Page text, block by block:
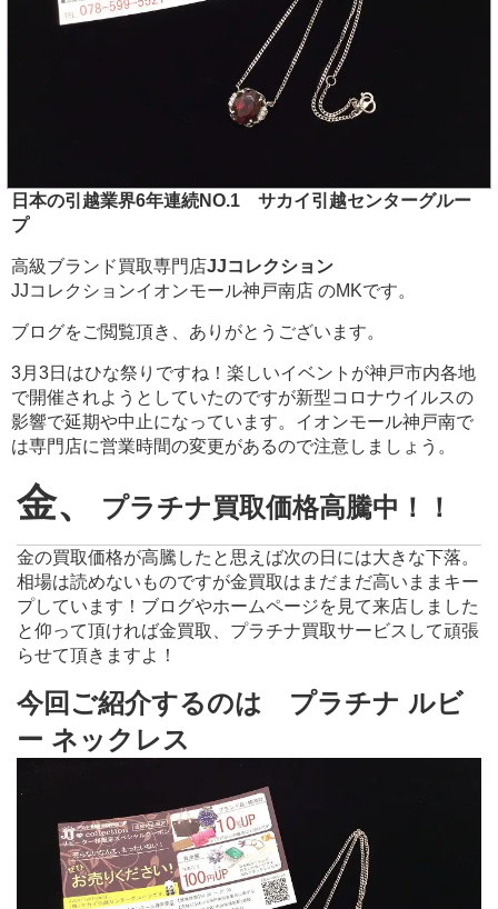
日本の引越業界6年連続NO.1 サカイ引越センターグルー
プ
高級ブランド買取専門店JJコレクション
JJコレクションイオンモール神戸南店 のMKです。
ブログをご閲覧頂き、ありがとうございます。
3月3日はひな祭りですね！楽しいイベントが神戸市内各地
で開催されようとしていたのですが新型コロナウイルスの
影響で延期や中止になっています。イオンモール神戸南で
は専門店に営業時間の変更があるので注意しましょう。
金、 プラチナ買取価格高騰中！！
金の買取価格が高騰したと思えば次の日には大きな下落。
相場は読めないものですが金買取はまだまだ高いままキー
プしています！ブログやホームページを見て来店しました
と仰って頂ければ金買取、プラチナ買取サービスして頑張
らせて頂きますよ！
今回ご紹介するのは プラチナ ルビ
ー ネックレス